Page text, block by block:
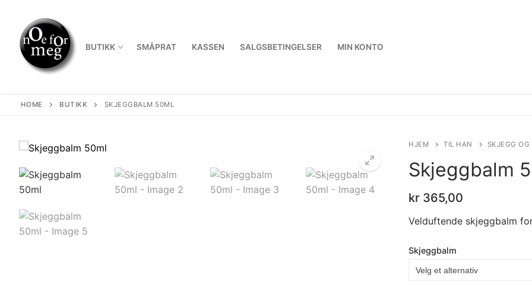
content
BUTIKK SMÅPRAT KASSEN SALGSBETINGELSER MIN KONTO
HOME BUTIKK SKJEGGBALM 50ML
HJEM TIL HAN SKJEGG OG
Skjeggbalm
kr 365,00
Velduftende skjeggbalm
Skjeggbalm